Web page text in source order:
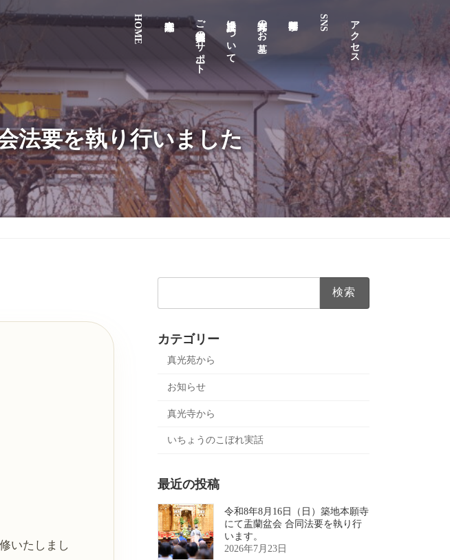
HOME ご葬儀後のサポート 浄土真宗について 真光寺のお墓 SNS アクセス
法要を執り行いました
いたしまし
カテゴリー
真光苑から
お知らせ
真光寺から
いちょうのこぼれ実話
最近の投稿
令和8年8月16日（日）築地本願寺
にて盂蘭盆会 合同法要を執り行
います。
2026年7月23日